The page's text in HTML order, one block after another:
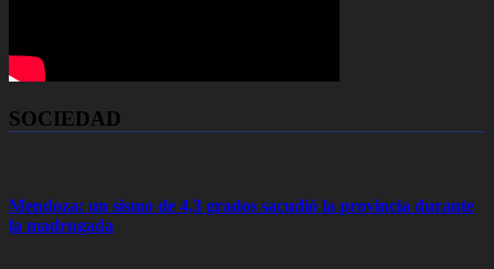
SOCIEDAD
Mendoza: un sismo de 4,3 grados sacudió la provincia durante
la madrugada